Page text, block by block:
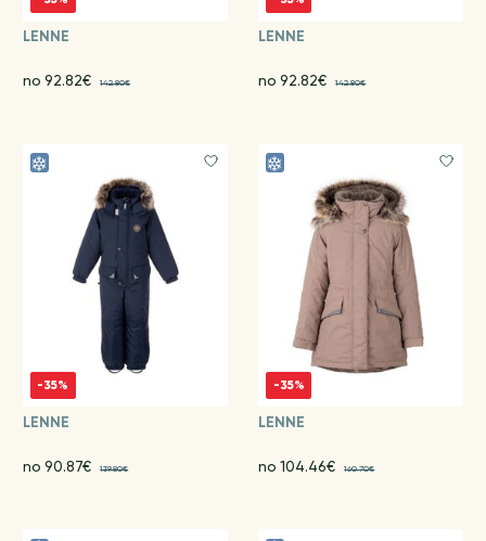
LENNE
no 92.82€ 142.80€
LENNE
no 92.82€ 142.80€
-35%
LENNE
no 90.87€ 139.80€
-35%
LENNE
no 104.46€ 160.70€